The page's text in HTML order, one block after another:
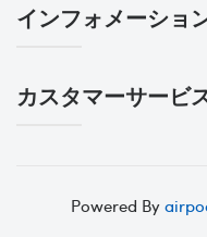
インフォメーショ
カスタマーサービ
Powered By